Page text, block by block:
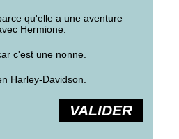
qu'elle a une aventure
Hermione.
c'est une nonne.
Harley-Davidson.
VALIDER